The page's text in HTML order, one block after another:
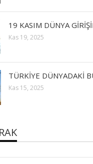
19 KASIM DÜNYA
Kas 19, 2025
TÜRKİYE DÜNYADAKİ
Kas 15, 2025